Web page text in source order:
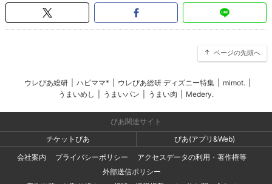
ページの先頭へ
ウレぴあ総研 ハピママ* ウレぴあ総研 ディズニー特集 mimot.
うまいめし
うまいパン うまい肉 Medery.
ぴあ関連サイト
チケットぴあ
ぴあ(アプリ&Web)
会社案内
プライバシーポリシー
アクセスデータの利用・著作権等
外部送信ポリシー